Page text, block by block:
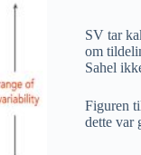
SV tar
om
Sahel
Figuren
dette var